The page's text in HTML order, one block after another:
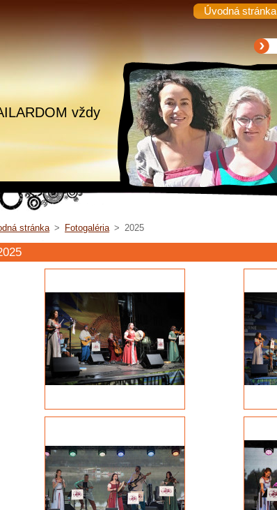
Úvodná stránka
vždy
stránka > Fotogaléria > 2025